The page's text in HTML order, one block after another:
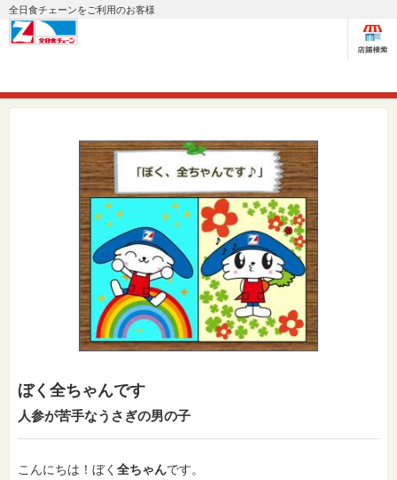
全日食チェーンをご利用のお客様
ぼく全ちゃんです
人参が苦手なうさぎの男の子
こんにちは！ ぼく 全ちゃんです。